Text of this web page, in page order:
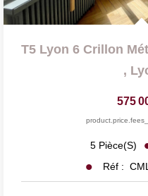
,
575
5 Pièce(s)
Réf :